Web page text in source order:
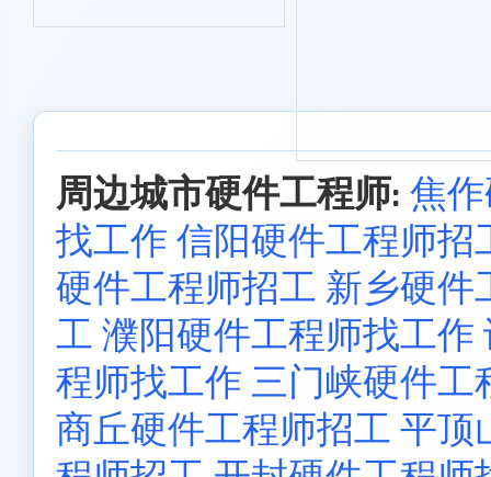
周边城市硬件工程师: 焦
找工作 信阳硬件工程师招
硬件工程师招工 新乡硬件
工 濮阳硬件工程师找工作
程师找工作 三门峡硬件工
商丘硬件工程师招工 平顶